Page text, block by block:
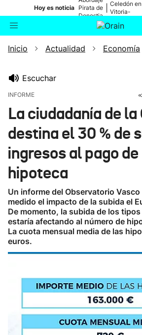
Hoy es noticia Pirata de
Donostia
Celedón en
Vitoria-
Buscador Actualidad
Ikusmiran
Eguraldia
Inicio Actualidad Economía
Escuchar
INFORME
La ciudadanía de la
destina el 30 % de
ingresos al pago de
hipoteca
Un informe del Observatorio
medido el impacto de la subida el
De momento, la subida de los
estaría afectando al número de
La cuota mensual media de las
euros.